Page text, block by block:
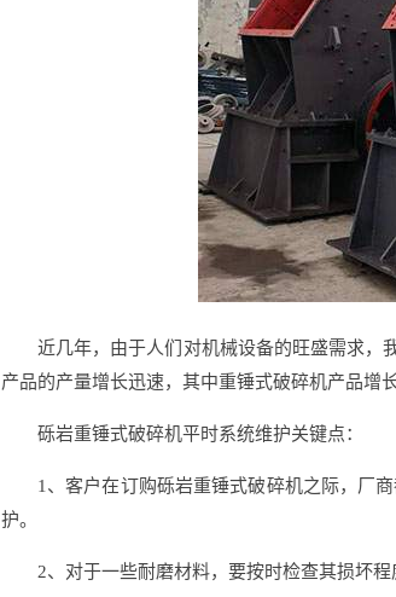
近几年，由于人们对机械设备的旺盛需求，
产品的产量增长迅速，其中重锤式破碎机产品增
砾岩重锤式破碎机平时系统维护关键点：
1、客户在订购砾岩重锤式破碎机之际，厂
护。
2、对于一些耐磨材料，要按时检查其损坏